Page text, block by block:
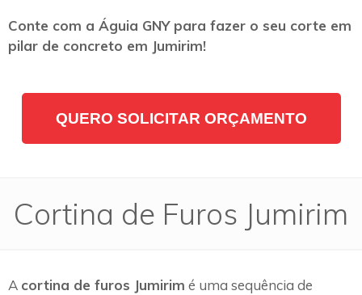
Conte com a Águia GNY para fazer o seu corte em
pilar de concreto em Jumirim!
QUERO SOLICITAR ORÇAMENTO
Cortina de Furos Jumirim
A cortina de furos Jumirim é uma sequência de